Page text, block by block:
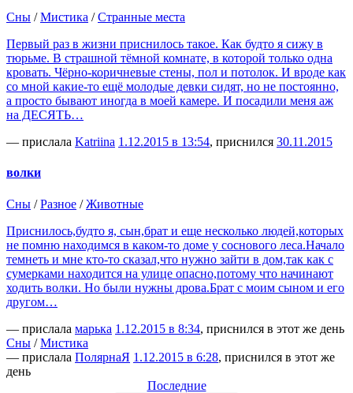
Сны /Мистика /Странные места
Первый раз в жизни приснилось такое. Как будто я сижу в
тюрьме. В страшной тёмной комнате, в которой только одна
кровать. Чёрно-коричневые стены, пол и потолок. И вроде как
со мной какие-то ещё молодые девки сидят, но не постоянно,
а просто бывают иногда в моей камере. И посадили меня аж
на ДЕСЯТЬ…
— прислала Katriina 1.12.2015 в 13:54, приснился 30.11.2015
волки
Сны /Разное /Животные
Приснилось,будто я, сын,брат и еще несколько людей,которых
не помню находимся в каком-то доме у соснового леса.Начало
темнеть и мне кто-то сказал,что нужно зайти в дом,так как с
сумерками находится на улице опасно,потому что начинают
ходить волки. Но были нужны дрова.Брат с моим сыном и его
другом…
— прислала марька 1.12.2015 в 8:34, приснился в этот же день
Сны /Мистика
— прислала ПолярнаЯ 1.12.2015 в 6:28, приснился в этот же
день
Последние